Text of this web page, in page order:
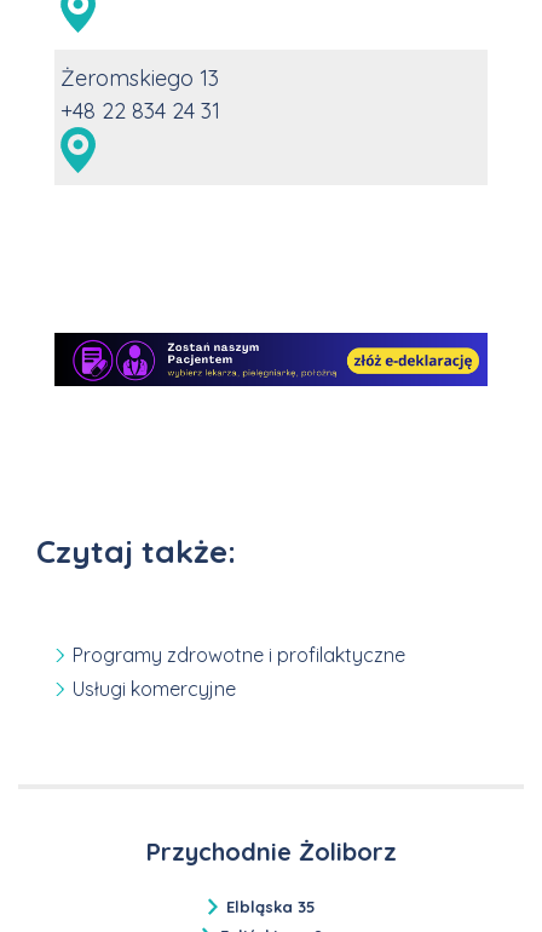
Żeromskiego 13
+48 22 834 24 31
Czytaj także:
Programy zdrowotne i profilaktyczne
Usługi komercyjne
Przychodnie Żoliborz
Elbląska 35